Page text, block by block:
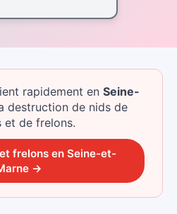
rapidement en Seine-
destruction de nids de
et de frelons.
frelons en Seine-et-
→